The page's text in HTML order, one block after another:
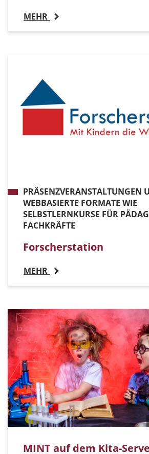
MEHR
PRÄSENZVERANSTALTUNGEN
WEBBASIERTE FORMATE WIE
SELBSTLERNKURSE FÜR
FACHKRÄFTE
Forscherstation
MEHR
MINT auf dem Kita-